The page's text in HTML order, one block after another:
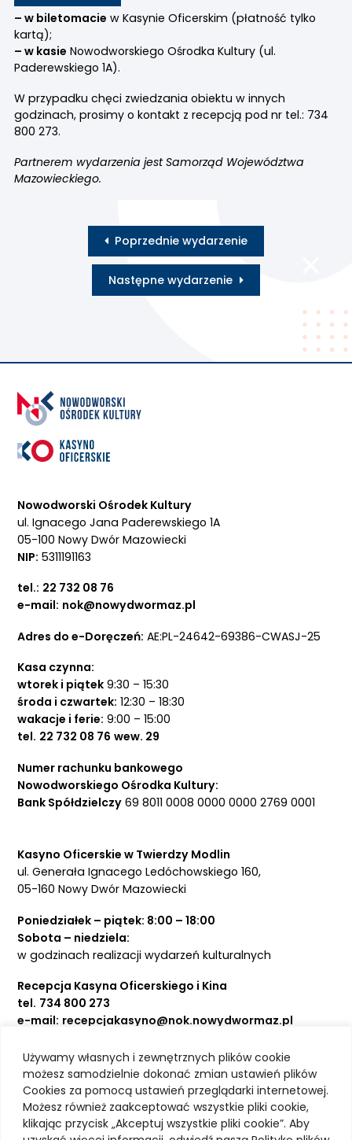
Używamy własnych i zewnętrznych plików cookie
możesz samodzielnie dokonać zmian ustawień plików
Cookies za pomocą ustawień przeglądarki internetowej.
Możesz również zaakceptować wszystkie pliki cookie,
klikając przycisk „Akceptuj wszystkie pliki cookie”. Aby
– w biletomacie w Kasynie Oficerskim (płatność tylko
kartą);
– w kasie Nowodworskiego Ośrodka Kultury (ul.
Paderewskiego 1A).
W przypadku chęci zwiedzania obiektu w innych
godzinach, prosimy o kontakt z recepcją pod nr tel.: 734
800 273.
Partnerem wydarzenia jest Samorząd Województwa
Mazowieckiego.
Poprzednie wydarzenie
Następne wydarzenie
Nowodworski Ośrodek Kultury
ul. Ignacego Jana Paderewskiego 1A
05-100 Nowy Dwór Mazowiecki
NIP: 5311191163
tel.: 22 732 08 76
e-mail: nok@nowydwormaz.pl
Adres do e-Doręczeń: AE:PL-24642-69386-CWASJ-25
Kasa czynna:
wtorek i piątek9:30 – 15:30
środa i czwartek: 12:30 – 18:30
wakacje i ferie: 9:00 – 15:00
tel. 22 732 08 76 wew. 29
Numer rachunku bankowego
Nowodworskiego Ośrodka Kultury:
Bank Spółdzielczy69 8011 0008 0000 0000 2769 0001
Kasyno Oficerskie w Twierdzy Modlin
ul. Generała Ignacego Ledóchowskiego 160,
05-160 Nowy Dwór Mazowiecki
Poniedziałek – piątek: 8:00 – 18:00
Sobota – niedziela:
w godzinach realizacji wydarzeń kulturalnych
Recepcja Kasyna Oficerskiego i Kina
tel. 734 800 273
e-mail: recepcjakasyno@nok.nowydwormaz.pl
Aktualności
Kasyno Oficerskie
Kino
Bilety